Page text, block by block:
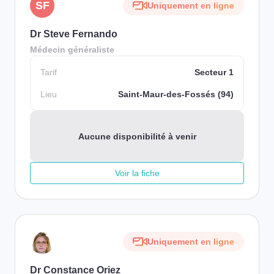
SF Uniquement en ligne
Dr Steve Fernando
Médecin généraliste
Tarif Secteur 1
Lieu Saint-Maur-des-Fossés (94)
Aucune disponibilité à venir
Voir la fiche
Uniquement en ligne
Dr Constance Oriez